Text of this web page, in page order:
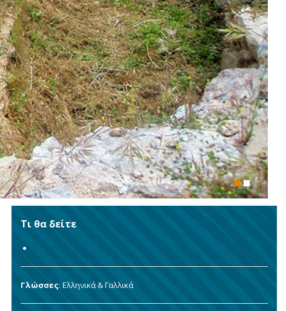
Τι θα δείτε
Γλώσσες: Ελληνικά & Γαλλικά